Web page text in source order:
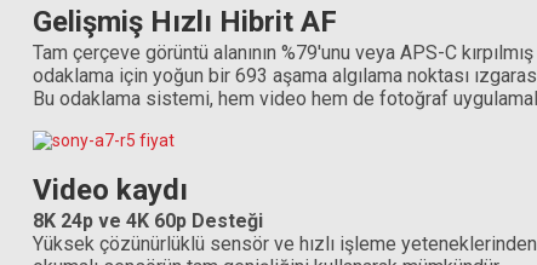
Gelişmiş Hızlı Hibrit AF
Tam çerçeve görüntü alanının %79'unu veya APS-C
odaklama için yoğun bir 693 aşama algılama noktası
Bu odaklama sistemi, hem video hem de fotoğraf
Video kaydı
8K 24p ve 4K 60p Desteği
Yüksek çözünürlüklü sensör ve hızlı işleme